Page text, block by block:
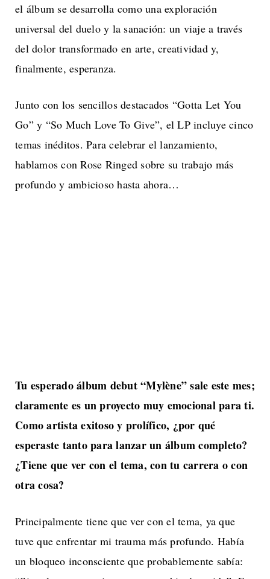
el álbum se desarrolla como una exploración
universal del duelo y la sanación: un viaje a través
del dolor transformado en arte, creatividad y,
finalmente, esperanza.
Junto con los sencillos destacados “Gotta Let You
Go” y “So Much Love To Give”, el LP incluye cinco
temas inéditos. Para celebrar el lanzamiento,
hablamos con Rose Ringed sobre su trabajo más
profundo y ambicioso hasta ahora…
Tu esperado álbum debut “Mylène” sale este mes;
claramente es un proyecto muy emocional para ti.
Como artista exitoso y prolífico, ¿por qué
esperaste tanto para lanzar un álbum completo?
¿Tiene que ver con el tema, con tu carrera o con
otra cosa?
Principalmente tiene que ver con el tema, ya que
tuve que enfrentar mi trauma más profundo. Había
un bloqueo inconsciente que probablemente sabía: